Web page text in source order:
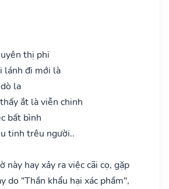
thị phi
lánh đi mới là
la
ắt là viễn chinh
bất bình
tinh trêu người..
này hay xảy ra việc cãi cọ, gặp
do "Thần khẩu hại xác phầm",